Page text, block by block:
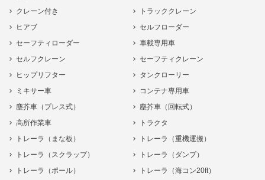
クレーン付き
トラッククレーン
ヒアブ
セルフローダー
セーフティローダー
車載専用車
セルフクレーン
セーフティクレーン
ヒップリフター
タンクローリー
ミキサー車
コンテナ専用車
塵芥車（プレス式）
塵芥車（回転式）
高所作業車
トラクタ
トレーラ（まな板）
トレーラ（重機運搬）
トレーラ（スクラップ）
トレーラ（ダンプ）
トレーラ（ポール）
トレーラ（海コン20ft）